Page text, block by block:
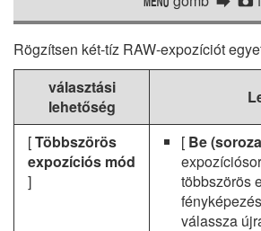
Rögzítsen két-tíz RAW-expozíciót
választási
lehetőség
[Többszörös
expozíciós mód
]
[ Be
többszörös
válassza